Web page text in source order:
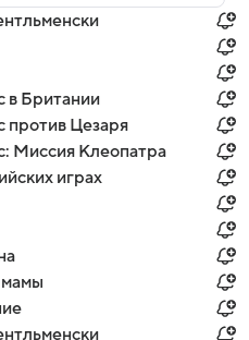
в Британии
против Цезаря
Миссия Клеопатра
играх